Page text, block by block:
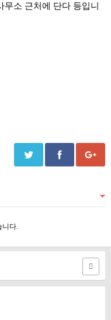
소 근처에 단다 등입니
다.